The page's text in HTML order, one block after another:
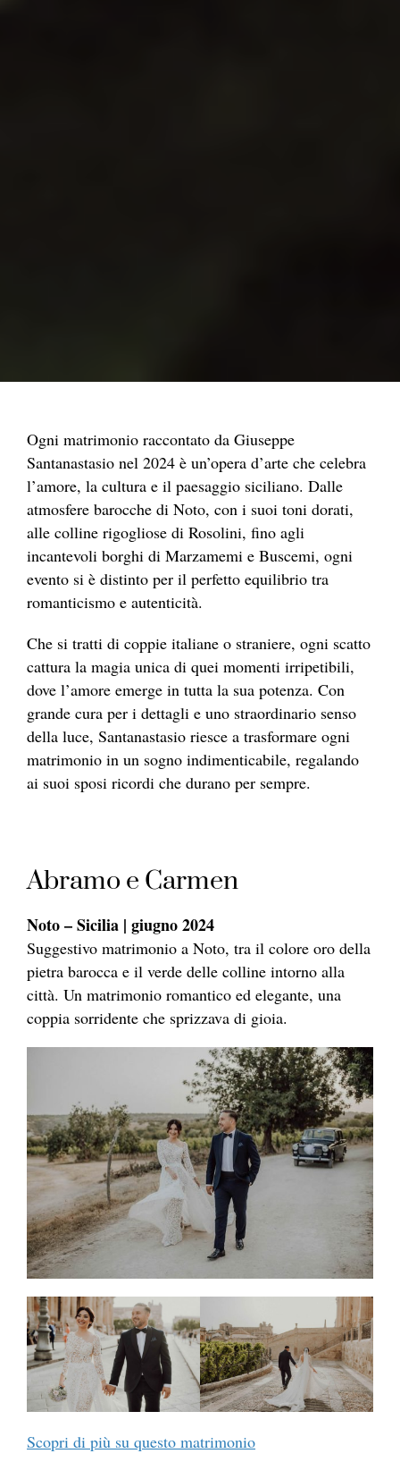
Ogni matrimonio raccontato da Giuseppe
Santanastasio nel 2024 è un’opera d’arte che celebra
l’amore, la cultura e il paesaggio siciliano. Dalle
atmosfere barocche di Noto, con i suoi toni dorati,
alle colline rigogliose di Rosolini, fino agli
incantevoli borghi di Marzamemi e Buscemi, ogni
evento si è distinto per il perfetto equilibrio tra
romanticismo e autenticità.
Che si tratti di coppie italiane o straniere, ogni scatto
cattura la magia unica di quei momenti irripetibili,
dove l’amore emerge in tutta la sua potenza. Con
grande cura per i dettagli e uno straordinario senso
della luce, Santanastasio riesce a trasformare ogni
matrimonio in un sogno indimenticabile, regalando
ai suoi sposi ricordi che durano per sempre.
Abramo e Carmen
Noto – Sicilia | giugno 2024
Suggestivo matrimonio a Noto, tra il colore oro della
pietra barocca e il verde delle colline intorno alla
città. Un matrimonio romantico ed elegante, una
coppia sorridente che sprizzava di gioia.
Scopri di più su questo matrimonio